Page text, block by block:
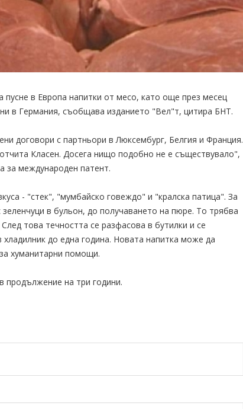
в Европа напитки от месо, като още през месец
в Германия, съобщава изданието "Вел"т, цитира БНТ.
договори с партньори в Люксембург, Белгия и Франция.
Класен. Досега нищо подобно не е съществувало",
за международен патент.
- "стек", "мумбайско говеждо" и "кралска патица". За
в бульон, до получаването на пюре. То трябва
това течността се разфасова в бутилки и се
до една година. Новата напитка може да
хуманитарни помощи.
продължение на три години.